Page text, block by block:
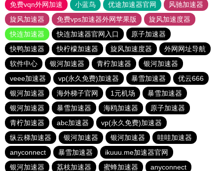
免费vqn外网加速
小蓝鸟 优途加速器官网
风驰加速器
旋风加速器
免费vps加速器外网苹果版
旋风加速度器
快连加速器
快连加速器官网入口
原子加速器
快鸭加速器
快柠檬加速器 旋风加速度器
外网网址导航
软件中心
银河加速器 青柠加速器
银河加速器
veee加速器
vp(永久免费)加速器 暴雪加速器
优云666
银河加速器
海外梯子官网 1元机场
暴雪加速器
银河加速器
暴雪加速器 海鸥加速器
原子加速器
青柠加速器
abc加速器
vp(永久免费)加速器
纵云梯加速器
银河加速器 银河加速器
哇哇加速器
anyconnect
暴雪加速器
ikuuu.me加速器官网
银河加速器
荔枝加速器 蜜蜂加速器 anyconnect